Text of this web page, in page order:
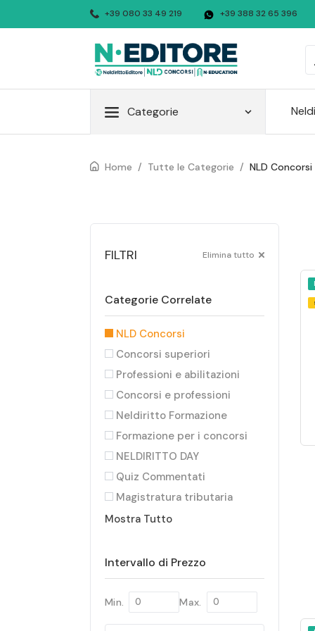
+39 080 33 49 219 +39 388 32 65 396
Categorie
Home / Tutte le Categorie / NLD Concorsi
FILTRI Elimina tutto
Categorie Correlate
NLD Concorsi
Concorsi superiori
Professioni e abilitazioni
Concorsi e professioni
Neldiritto Formazione
Formazione per i concorsi
NELDIRITTO DAY
Quiz Commentati
Magistratura tributaria
Concorsi Enti locali
NELDIRITTO EDITORE
Aspirante Avvocato
CORSO ESAME AVVOCATO
Mostra Tutto
Intervallo di Prezzo
Min. Max.